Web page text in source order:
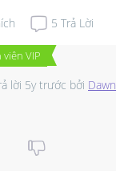
5 Trả Lời
VIP
lời 5y trước bởi Dawn